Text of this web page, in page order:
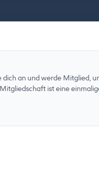
dich an und werde Mitglied,
ist eine